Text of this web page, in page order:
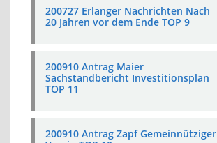
200727 Erlanger Nachrichten Nach
20 Jahren vor dem Ende TOP 9
200910 Antrag Maier
Sachstandbericht Investitionsplan
TOP 11
200910 Antrag Zapf Gemeinnütziger